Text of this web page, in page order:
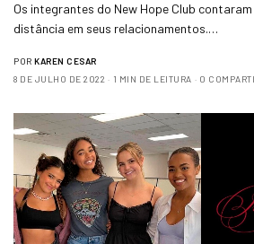
Os integrantes do New Hope Club
distância em seus relacionamentos.…
POR KAREN CESAR
8 DE JULHO DE 2022
1 MIN DE LEITURA 0